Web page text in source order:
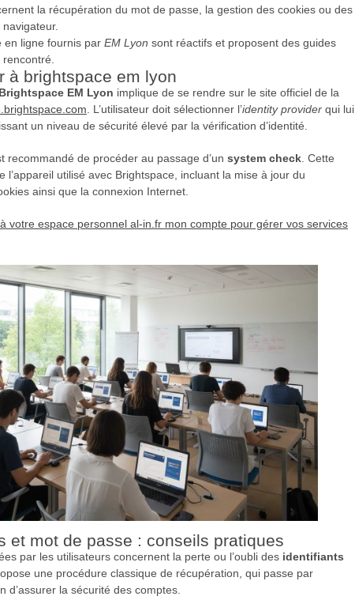
la récupération du mot de passe, la gestion des cookies ou des
en ligne fournis par EM Lyon sont réactifs et proposent des guides
à brightspace em lyon
Brightspace EM Lyon implique de se rendre sur le site officiel de la
. L’utilisateur doit sélectionner l’identity provider qui lui
un niveau de sécurité élevé par la vérification d’identité.
recommandé de procéder au passage d’un system check . Cette
l’appareil utilisé avec Brightspace, incluant la mise à jour du
ainsi que la connexion Internet.
votre espace personnel al-in.fr mon compte pour gérer vos services
et mot de passe : conseils pratiques
par les utilisateurs concernent la perte ou l’oubli des identifiants
une procédure classique de récupération, qui passe par
d’assurer la sécurité des comptes.